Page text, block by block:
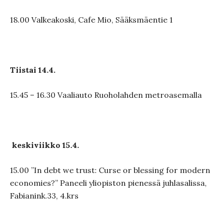
18.00 Valkeakoski, Cafe Mio, Sääksmäentie 1
Tiistai 14.4.
15.45 – 16.30 Vaaliauto Ruoholahden metroasemalla
keskiviikko 15.4.
15.00 ”In debt we trust: Curse or blessing for modern
economies?” Paneeli yliopiston pienessä juhlasalissa,
Fabianink.33, 4.krs